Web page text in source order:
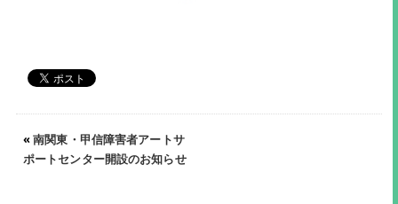
«南関東・甲信障害者アートサ
ポートセンター開設のお知らせ